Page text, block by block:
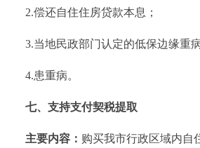
2.偿还自住住房贷款本息；
3.当地民政部门认定的低保边缘重病
4.患重病。
七、支持支付契税提取
主要内容： 购买我市行政区域内自